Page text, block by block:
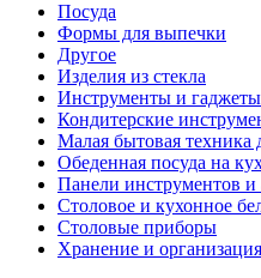
Посуда
Формы для выпечки
Другое
Изделия из стекла
Инструменты и
Кондитерские
Малая бытовая техника
Обеденная посуда на
Панели инструментов и
Столовое и кухонное
Столовые приборы
Хранение и